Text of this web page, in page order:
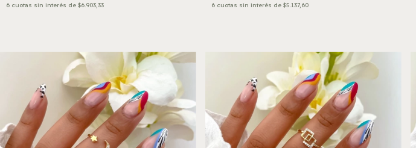
6 cuotas sin interés de $6.903,33
6 cuotas sin interés de $5.137,60